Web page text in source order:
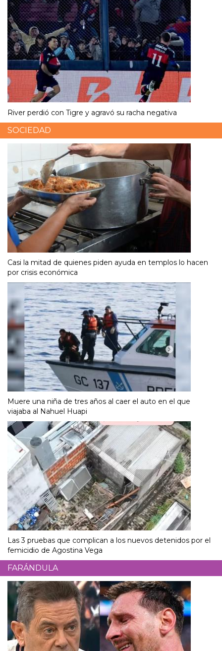
River perdió con Tigre y agravó su racha negativa
SOCIEDAD
Casi la mitad de quienes piden ayuda en templos lo hacen
por crisis económica
Muere una niña de tres años al caer el auto en el que
viajaba al Nahuel Huapi
Las 3 pruebas que complican a los nuevos detenidos por el
femicidio de Agostina Vega
FARÁNDULA